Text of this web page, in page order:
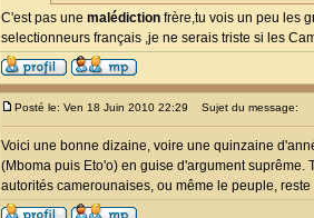
C'est pas une malédiction frère,tu vois un peu les
selectionneurs français ,je ne serais triste si les
Posté le: Ven 18 Juin 2010 22:29 Sujet du message:
Voici une bonne dizaine, voire une quinzaine
(Mboma puis Eto'o) en guise d'argument
autorités camerounaises, ou même le peuple,